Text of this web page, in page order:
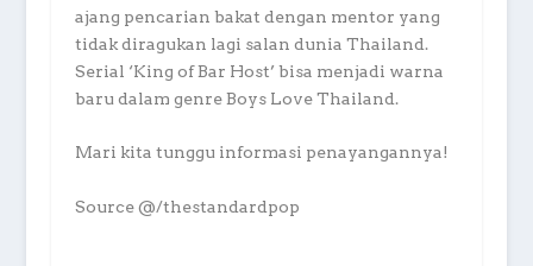
ajang pencarian bakat dengan mentor yang
tidak diragukan lagi salan dunia Thailand.
Serial ‘King of Bar Host’ bisa menjadi warna
baru dalam genre Boys Love Thailand.
Mari kita tunggu informasi penayangannya!
Source @/thestandardpop